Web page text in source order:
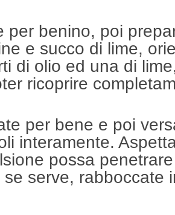
per benino, poi
e succo di lime,
di olio ed una di
ricoprire
per bene e poi
interamente.
possa
serve, rabboccate